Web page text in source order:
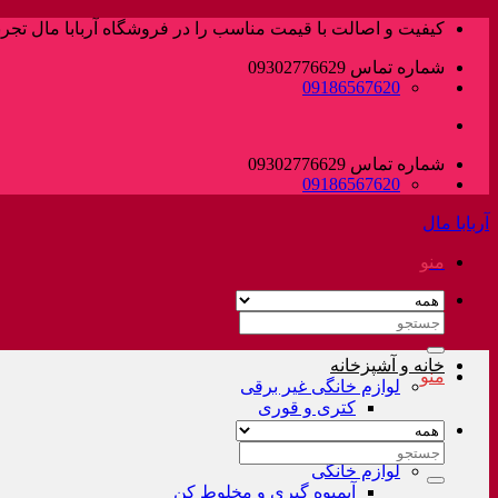
پرش
محتوا
کیفیت و اصالت با قیمت مناسب را در فروشگاه آربابا مال
شماره تماس 09302776629
09186567620
شماره تماس 09302776629
09186567620
آربابا مال
منو
جستجو
خانه و آشپزخانه
لوازم خانگی غیر برقی
کتری و قوری
لوازم خانگی
آبمیوه گیری و مخلوط کن
منو
جستجو
برای: